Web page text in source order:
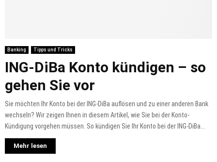
Banking Tipps und Tricks
ING-DiBa Konto kündigen – so
gehen Sie vor
Sie möchten Ihr Konto bei der ING-DiBa auflösen und zu einer anderen Bank
wechseln? Wir zeigen Ihnen in diesem Artikel, wie Sie bei der Konto-
Kündigung vorgehen müssen. So kündigen Sie Ihr Konto bei der ING-DiBa...
Mehr lesen